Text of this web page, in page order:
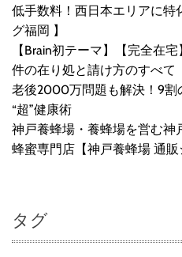
低手数料！西日本エリアに特
グ福岡 】
【Brain初テーマ】【完全在
件の在り処と請け方のすべて
老後2000万問題も解決！9割
“超”健康術
神戸養蜂場・養蜂場を営む神
蜂蜜専門店【神戸養蜂場 通販
タグ